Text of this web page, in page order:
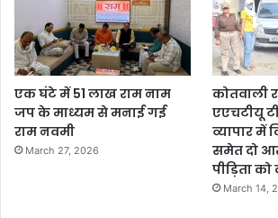
एक घंटे में 51 लाख राम नाम
जप के माध्यम से मनाई गई
राम नवमी
March 27, 2026
कोतवाली
एएचटीयू
व्यापार में
समेत दो
पीड़िता
March 14,